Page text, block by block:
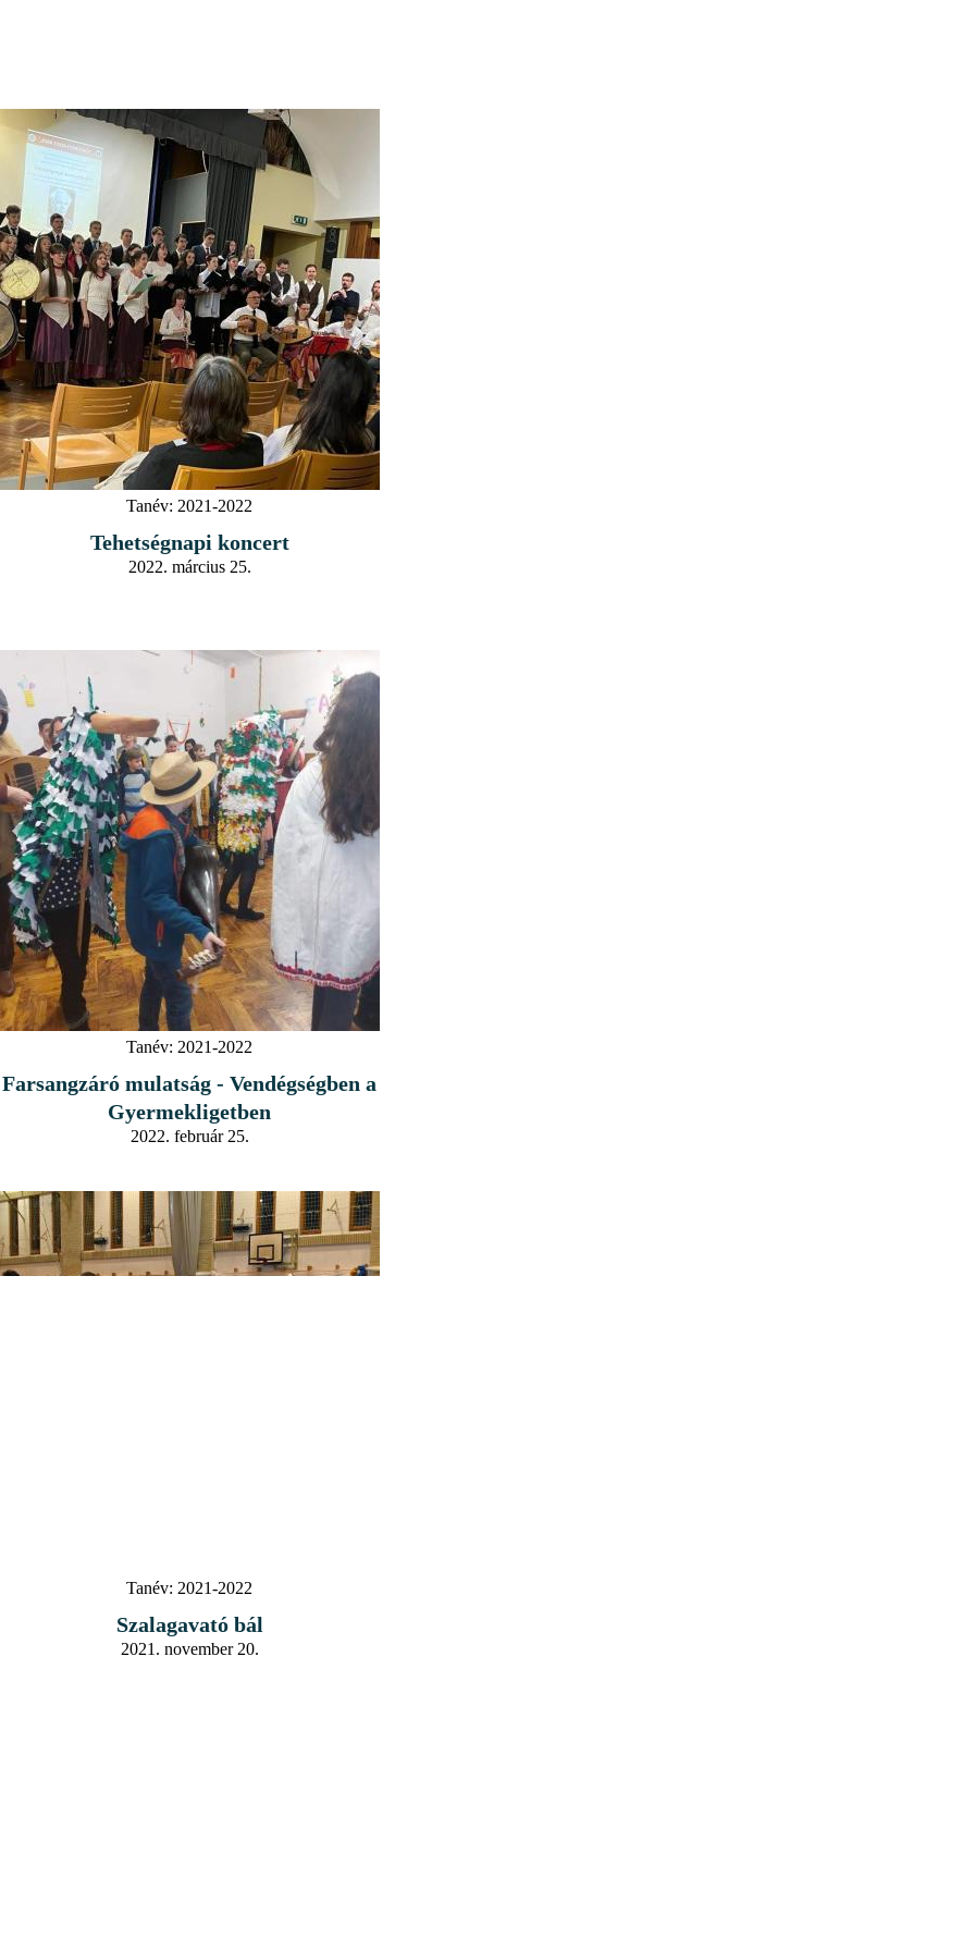
Tanév: 2021-2022
Tehetségnapi koncert
2022. március 25.
Tanév: 2021-2022
Farsangzáró mulatság - Vendégségben a
Gyermekligetben
2022. február 25.
Tanév: 2021-2022
Szalagavató bál
2021. november 20.